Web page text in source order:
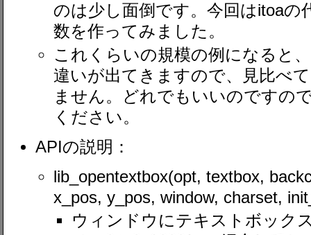
のは少し面倒です。今回はitoaの
数を作ってみました。
これくらいの規模の例になると
違いが出てきますので、見比べ
ません。どれでもいいのですの
ください。
APIの説明：
lib_opentextbox(opt, textbox,
x_pos, y_pos, window, charset,
ウィンドウにテキストボック